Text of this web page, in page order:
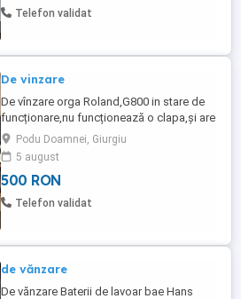
Telefon validat
De vinzare
De vînzare orga Roland,G800 in stare de
funcționare,nu funcționează o clapa,și are
lipsa un buton de la upper variation.pret
500 lei
Podu Doamnei, Giurgiu
5 august
500 RON
Telefon validat
de vănzare
De vănzare Baterii de lavoar bae Hans